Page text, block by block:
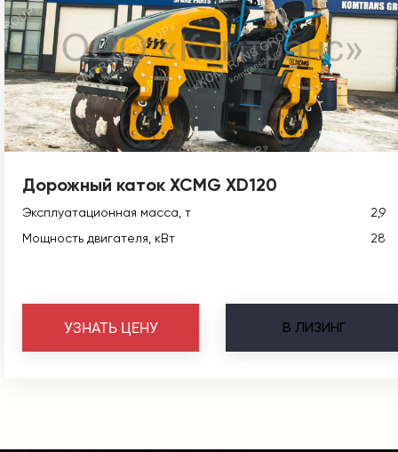
Дорожный каток XCMG XD120
Эксплуатационная масса, т
2,9
Мощность двигателя, кВт
28
В ЛИЗИНГ
УЗНАТЬ ЦЕНУ